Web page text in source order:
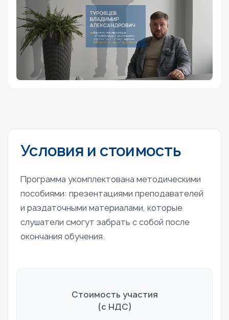
Условия и стоимость
Программа укомплектована методическими
пособиями: презентациями преподавателей
и раздаточными материалами, которые
слушатели смогут забрать с собой после
окончания обучения.
Стоимость участия
(c НДС)